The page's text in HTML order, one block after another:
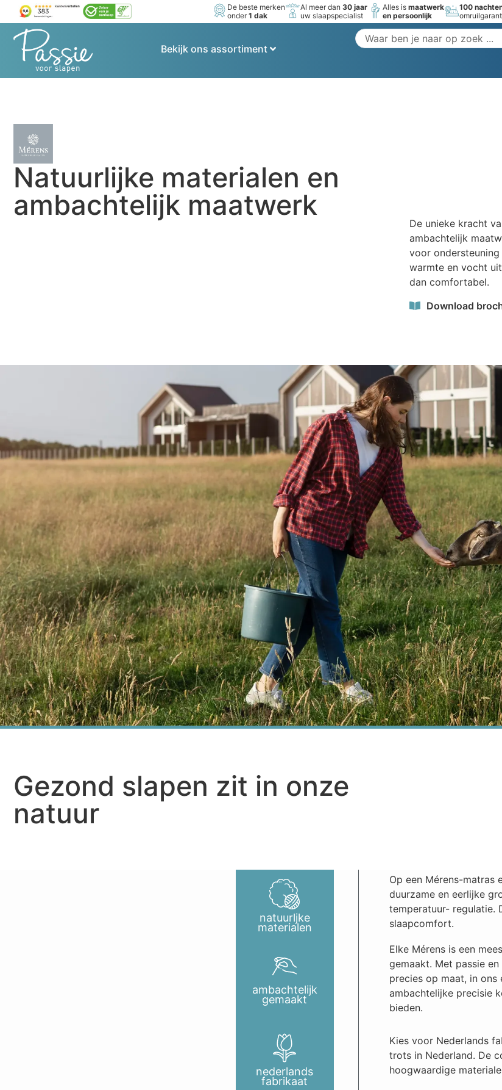
De beste merken
onder1 dak
Al meer dan30 jaar
uw slaapspecialist
Alles ismaatwerk
en persoonlijk
100
Bekijk ons assortiment
Natuurlijke materialen en
ambachtelijk maatwerk
De unieke kracht
ambachtelijk
voor ondersteuning
warmte en vocht
dan comfortabel.
Download
Gezond slapen zit in onze
natuur
natuurljke
materialen
Op een Mérens-matras
duurzame en eerlijke
temperatuur- regulatie.
slaapcomfort.
ambachtelijk
gemaakt
Elke Mérens is een
gemaakt. Met passie
precies op maat, in ons
ambachtelijke precisie
bieden.
nederlands
fabrikaat
Kies voor Nederlands
trots in Nederland. De
hoogwaardige